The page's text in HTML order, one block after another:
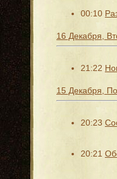
00:10
16 Декабря,
21:22
15 Декабря,
20:23
20:21